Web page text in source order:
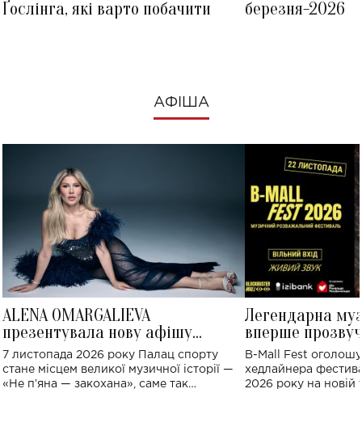
Ґослінга, які варто побачити
березня-2026
АФІША
ALENA OMARGALIEVA
презентувала нову афішу
великого концерту в Палаці
спорту
7 листопада 2026 року Палац спорту
стане місцем великої музичної історії —
«Не пʼяна — закохана», саме так
Легендарна
вперше
Україні: де
B-Mall Fest
хедлайнера
2026 року на новій